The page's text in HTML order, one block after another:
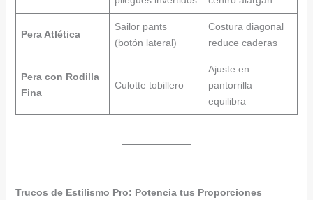
Pera Atlética
Sailor pants
(botón lateral)
Costura diagonal
reduce caderas
Pera con Rodilla
Fina
Culotte tobillero
Ajuste en
pantorrilla
equilibra
Trucos de Estilismo Pro: Potencia tus Proporciones